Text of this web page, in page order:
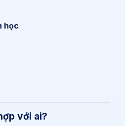
học
với ai?